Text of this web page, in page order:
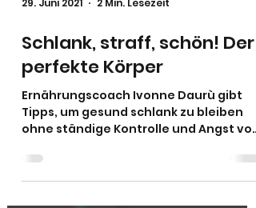
29. Juni 2021 2 Min. Lesezeit
Schlank, straff, schön! Der
perfekte Körper
Tipps, um gesund schlank zu bleiben
ohne ständige Kontrolle und Angst vor